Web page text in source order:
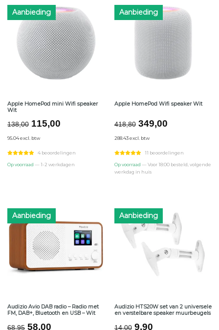
Aanbieding
Apple HomePod mini Wifi speaker
Wit
138,00 Oorspronkelijke
was:
€138,00.
115,00Huidige
€115,00.
95.04 excl. btw
4 beoordelingen
Op voorraad — 1-2 werkdagen
Aanbieding
Apple HomePod Wifi speaker Wit
418,80 Oorspronkelijke
was:
€418,80.
349,00Huidige
€349,00.
288.43 excl. btw
11 beoordelingen
Op voorraad — Voor 18:00 besteld, volgende
werkdag in huis
Aanbieding
Audizio Avio DAB radio – Radio met
FM, DAB+, Bluetooth en USB – Wit
68,95 Oorspronkelijke
58,00Huidige
Aanbieding
Audizio HTS20W set van 2 universele
en verstelbare speaker muurbeugels
14,00 Oorspronkelijke
9,90Huidige